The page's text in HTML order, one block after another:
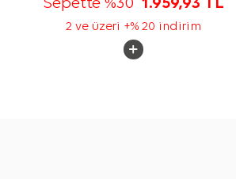
Sepette %30 1.959,93 TL
2 ve üzeri +% 20 indirim